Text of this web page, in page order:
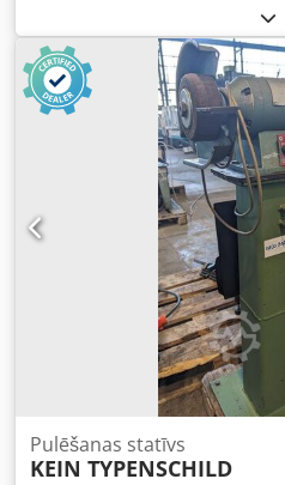
RV 40 pulēšanas iekārtu, kas
Roto Finish Ražošanas
gatava lietošanai Ja jums ir
nepieciešama papildu
mums. Csdpezkti Rjfx Ac Tjrf
Pulēšanas statīvs
KEIN TYPENSCHILD